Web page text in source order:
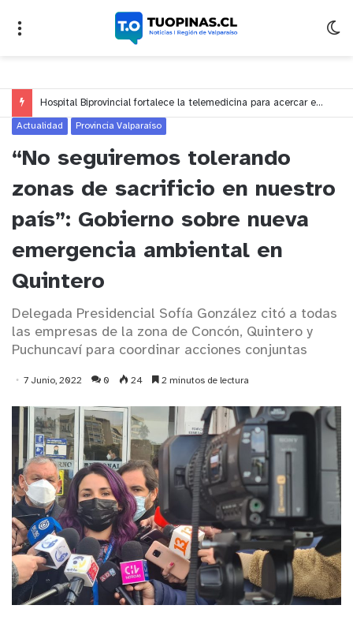
Hospital Biprovincial fortalece la telemedicina para acercar especialistas a hospitales de Quillota y Petorca
Actualidad Provincia Valparaíso
“No seguiremos tolerando
zonas de sacrificio en nuestro
país”: Gobierno sobre nueva
emergencia ambiental en
Quintero
Delegada Presidencial Sofía González citó a todas
las empresas de la zona de Concón, Quintero y
Puchuncaví para coordinar acciones conjuntas
7 Junio, 2022 0 24 2 minutos de lectura